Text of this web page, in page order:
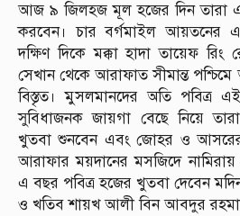
আজ ৯ জিলহজ মূল হজের দিন তারা
করবেন। চার বর্গমাইল আয়তনের
দক্ষিণ দিকে মক্কা হাদা তায়েফ রিং
সেখান থেকে আরাফাত সীমান্ত
বিস্তৃত। মুসলমানদের অতি পবিত্র
সুবিধাজনক জায়গা বেছে নিয়ে
খুতবা শুনবেন এবং জোহর ও
আরাফার ময়দানের মসজিদে
এ বছর পবিত্র হজের খুতবা দেবেন
ও খতিব শায়খ আলী বিন আবদুর